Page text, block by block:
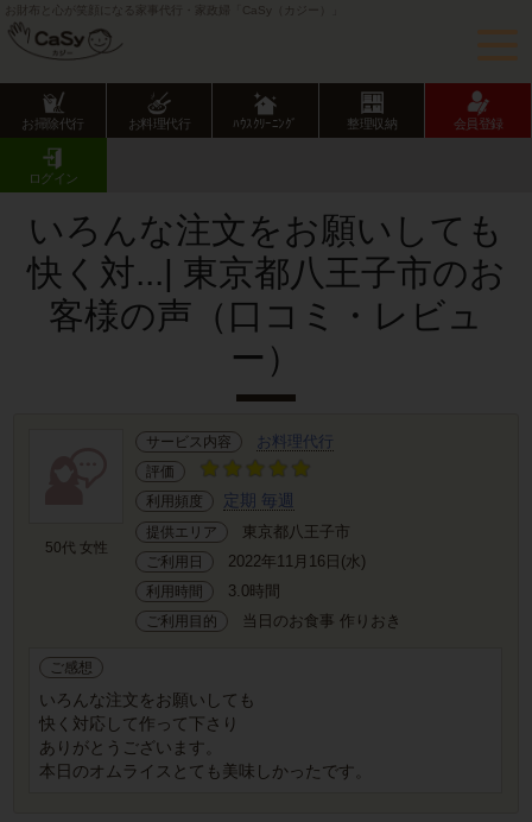
お財布と心が笑顔になる家事代行・家政婦「CaSy（カジー）」
お掃除代行 お料理代行 ﾊｳｽｸﾘｰﾆﾝｸﾞ 整理収納 会員登録
ログイン
CaSy TOP
お客様の声･口コミ詳細
いろんな注文をお願いしても
快く対...| 東京都八王子市のお
客様の声（口コミ・レビュ
ー）
50代 女性
サービス内容 お料理代行
評価
利用頻度
定期 毎週
提供エリア 東京都八王子市
ご利用日 2022年11月16日(水)
利用時間 3.0時間
ご利用目的 当日のお食事 作りおき
ご感想
いろんな注文をお願いしても
快く対応して作って下さり
ありがとうございます。
本日のオムライスとても美味しかったです。